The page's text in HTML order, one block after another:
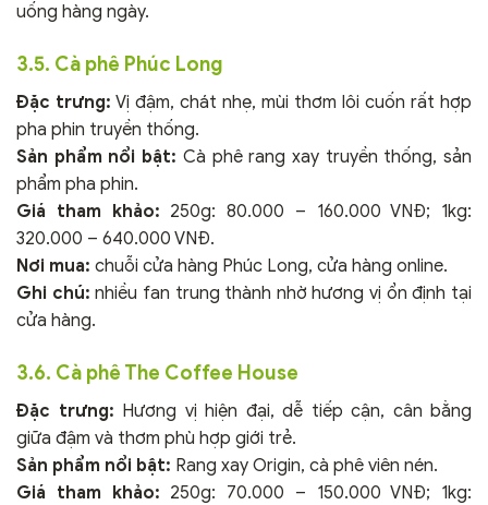
uống hàng ngày.
3.5. Cà phê Phúc Long
Đặc trưng: Vị đậm, chát nhẹ, mùi thơm lôi cuốn rất hợp
pha phin truyền thống.
Sản phẩm nổi bật: Cà phê rang xay truyền thống, sản
phẩm pha phin.
Giá tham khảo: 250g: 80.000 – 160.000 VNĐ; 1kg:
320.000 – 640.000 VNĐ.
Nơi mua: chuỗi cửa hàng Phúc Long, cửa hàng online.
Ghi chú: nhiều fan trung thành nhờ hương vị ổn định tại
cửa hàng.
3.6. Cà phê The Coffee House
Đặc trưng: Hương vị hiện đại, dễ tiếp cận, cân bằng
giữa đậm và thơm phù hợp giới trẻ.
Sản phẩm nổi bật: Rang xay Origin, cà phê viên nén.
Giá tham khảo: 250g: 70.000 – 150.000 VNĐ; 1kg: